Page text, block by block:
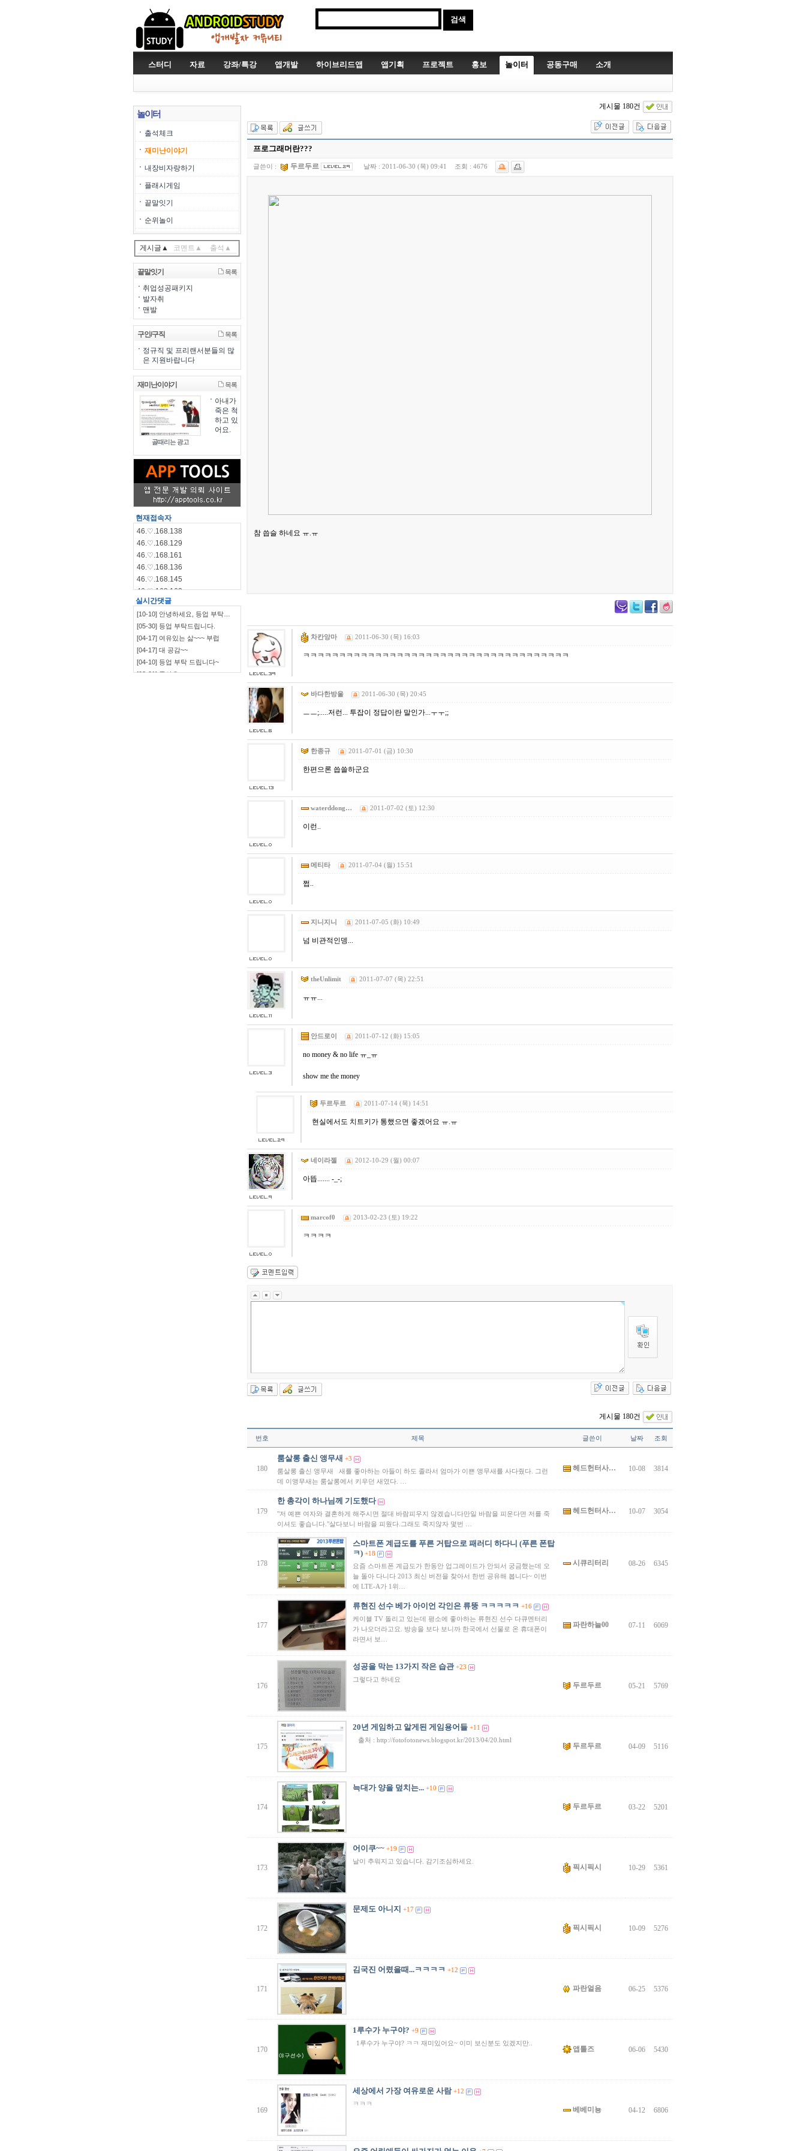
스터디 자료 강좌/특강 앱개발 하이브리드앱 앱기획 프로젝트 홍보 놀이터 공동구매 소개
놀이터
출석체크
재미난이야기
내장비자랑하기
플래시게임
끝말잇기
순위놀이
게시글▲ 코멘트▲ 출석▲
끝말잇기 목록
취업성공패키지
발자취
맨발
구인/구직 목록
정규직 및 프리랜서분들의 많
은 지원바랍니다
재미난이야기 목록
골때리는 광고
아내가
죽은 척
하고 있
어요.
현재접속자
46.♡.168.138
46.♡.168.129
46.♡.168.161
46.♡.168.136
46.♡.168.145
46.♡.168.162
46.♡.168.144
46.♡.168.140
115.♡.135.198
46.♡.168.139
실시간댓글
[10-10] 안녕하세요, 등업 부탁…
[05-30] 등업 부탁드립니다.
[04-17] 여유있는 삶~~~ 부럽
[04-17] 대 공감~~
[04-10] 등업 부탁 드립니다~
[03-21] 좋아요
게시물 180건
프로그래머란???
글쓴이 : 두르두르 날짜 : 2011-06-30 (목) 09:41 조회 : 4676
참 씁슬 하네요 ㅠ.ㅠ
차칸앙마 2011-06-30 (목) 16:03
ㅋㅋㅋㅋㅋㅋㅋㅋㅋㅋㅋㅋㅋㅋㅋㅋㅋㅋㅋㅋㅋㅋㅋㅋㅋㅋㅋㅋㅋㅋㅋㅋㅋㅋㅋㅋㅋ
바다한방울 2011-06-30 (목) 20:45
ㅡㅡ;.....저런... 투잡이 정답이란 말인가...ㅜㅜ;;
한종규 2011-07-01 (금) 10:30
한편으론 씁쓸하군요
waterddong… 2011-07-02 (토) 12:30
이런..
메티타 2011-07-04 (월) 15:51
쩝..
지니지니 2011-07-05 (화) 10:49
넘 비관적인뎅...
theUnlimit 2011-07-07 (목) 22:51
ㅠㅠ...
안드로이 2011-07-12 (화) 15:05
no money & no life ㅠ_ㅠ
show me the money
두르두르 2011-07-14 (목) 14:51
현실에서도 치트키가 통했으면 좋겠어요 ㅠ.ㅠ
네이라젤 2012-10-29 (월) 00:07
아뜹....... -_-;
marcof0 2013-02-23 (토) 19:22
ㅋㅋㅋㅋ
게시물 180건
번호 제목 글쓴이 날짜 조회
180
룸살롱 출신 앵무새 +3
룸살롱 출신 앵무새 새를 좋아하는 아들이 하도 졸라서 엄마가 이쁜 앵무새를 사다줬다. 그런
데 이앵무새는 룸살롱에서 키우던 새였다. …
헤드헌터사… 10-08 3814
179
한 총각이 하나님께 기도했다
"저 예쁜 여자와 결혼하게 해주시면 절대 바람피우지 않겠습니다만일 바람을 피운다면 저를 죽
이셔도 좋습니다."살다보니 바람을 피웠다.그래도 죽지않자 몇번 …
헤드헌터사… 10-07 3054
178
스마트폰 계급도를 푸른 거탑으로 패러디 하다니 (푸른 폰탑
ㅋ) +18
요즘 스마트폰 계급도가 한동안 업그레이드가 안되서 궁금했는데 오
늘 돌아 다니다 2013 최신 버전을 찾아서 한번 공유해 봅니다~ 이번
에 LTE-A가 1위…
시큐리터리 08-26 6345
177
류현진 선수 베가 아이언 각인은 류뚱 ㅋㅋㅋㅋㅋ +16
케이블 TV 돌리고 있는데 평소에 좋아하는 류현진 선수 다큐멘터리
가 나오더라고요. 방송을 보다 보니까 한국에서 선물로 온 휴대폰이
라면서 보…
파란하늘00 07-11 6069
176
성공을 막는 13가지 작은 습관 +23
그렇다고 하네요
두르두르 05-21 5769
175
20년 게임하고 알게된 게임용어들 +11
출처 : http://fotofotonews.blogspot.kr/2013/04/20.html
두르두르 04-09 5116
174
늑대가 양을 덮치는... +10
두르두르 03-22 5201
173
어이쿠~~ +19
날이 추워지고 있습니다. 감기조심하세요.
픽시픽시 10-29 5361
172
문제도 아니지 +17
픽시픽시 10-09 5276
171
김국진 어렸을때...ㅋㅋㅋㅋ +12
파란얼음 06-25 5376
170
1루수가 누구야? +9
1루수가 누구야? ㅋㅋ 재미있어요~ 이미 보신분도 있겠지만..
앱툴즈 06-06 5430
169
세상에서 가장 여유로운 사람 +12
ㅋㅋㅋ
베베미뇽 04-12 6806